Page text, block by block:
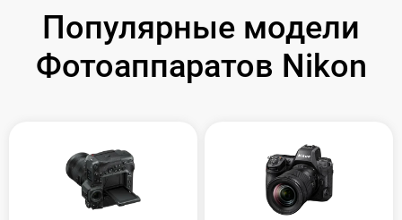
Популярные модели
Фотоаппаратов Nikon